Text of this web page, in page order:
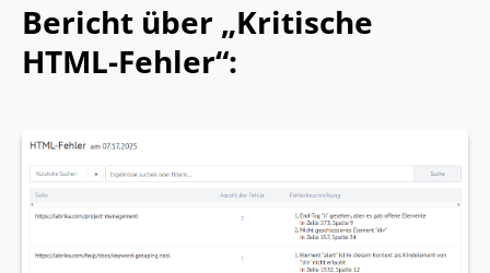
Bericht über „Kritische
HTML-Fehler“: